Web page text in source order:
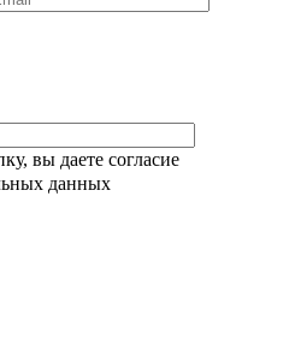
вы даете согласие
данных